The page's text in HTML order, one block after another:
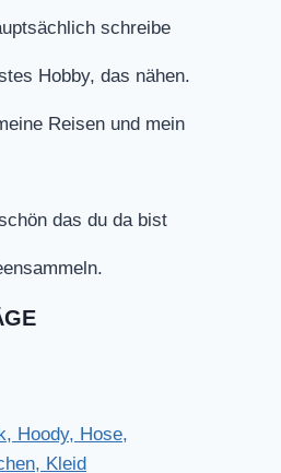
schreibe
Hobby, das nähen.
Reisen und mein
das du da bist
Hoody, Hose,
Kleid